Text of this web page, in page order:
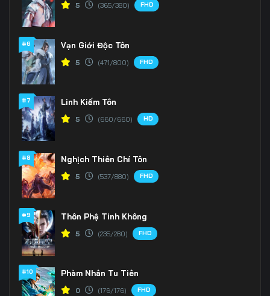
5 (365/380) FHD
#6 Vạn Giới Độc Tôn
5 (471/800) FHD
#7 Linh Kiếm Tôn
5 (660/660) HD
#8 Nghịch Thiên Chí Tôn
5 (537/880) FHD
#9 Thôn Phệ Tinh Không
5 (235/280) FHD
#10 Phàm Nhân Tu Tiên
0 (176/176) FHD